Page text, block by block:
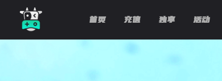
首页 充值 独享 活动